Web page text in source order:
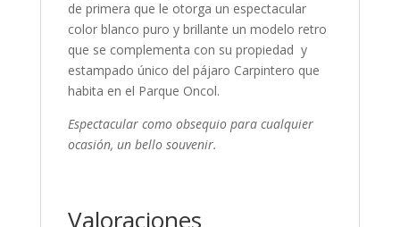
de primera que le otorga un espectacular
color blanco puro y brillante un modelo retro
que se complementa con su propiedad y
estampado único del pájaro Carpintero que
habita en el Parque Oncol.
Espectacularcomo obsequio para cualquier
ocasión, un bello souvenir.
Valoraciones